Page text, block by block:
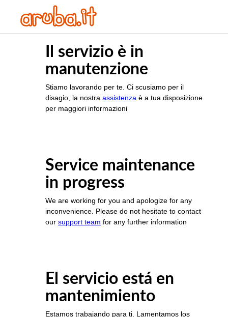
Il servizio è in
manutenzione
Stiamo lavorando per te. Ci scusiamo per il
disagio, la nostra assistenza è a tua disposizione
per maggiori informazioni
Service maintenance
in progress
We are working for you and apologize for any
inconvenience. Please do not hesitate to contact
our support team for any further information
El servicio está en
mantenimiento
Estamos trabajando para ti. Lamentamos los